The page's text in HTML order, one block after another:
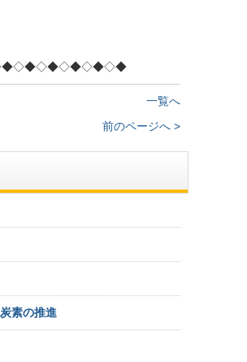
一覧へ
前のページへ >
素の推進